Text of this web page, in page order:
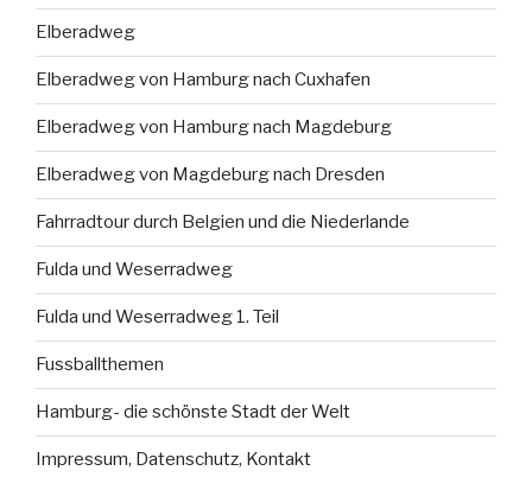
Elberadweg
Elberadweg von Hamburg nach Cuxhafen
Elberadweg von Hamburg nach Magdeburg
Elberadweg von Magdeburg nach Dresden
Fahrradtour durch Belgien und die Niederlande
Fulda und Weserradweg
Fulda und Weserradweg 1. Teil
Fussballthemen
Hamburg- die schönste Stadt der Welt
Impressum, Datenschutz, Kontakt